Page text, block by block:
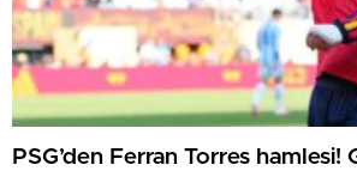
PSG’den Ferran Torres hamlesi!